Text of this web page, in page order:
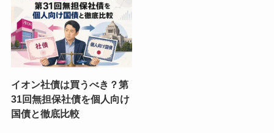
イオン社債は買うべき？第
31回無担保社債を個人向け
国債と徹底比較